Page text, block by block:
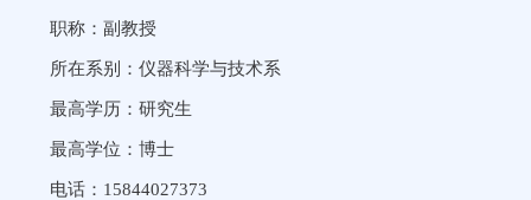
职称：副教授
所在系别：仪器科学与技术系
最高学历：研究生
最高学位：博士
电话：15844027373